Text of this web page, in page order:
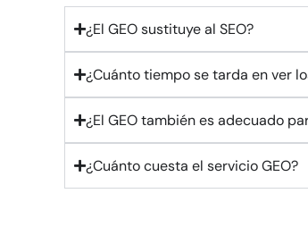
¿El GEO sustituye al SEO?
¿Cuánto tiempo se tarda en ver
¿El GEO también es adecuado
¿Cuánto cuesta el servicio GEO?